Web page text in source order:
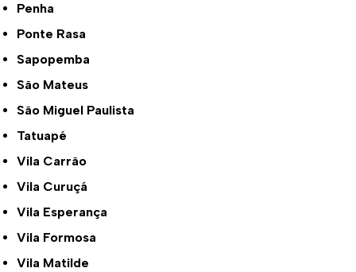
Penha
Ponte Rasa
Sapopemba
São Mateus
São Miguel Paulista
Tatuapé
Vila Carrão
Vila Curuçá
Vila Esperança
Vila Formosa
Vila Matilde